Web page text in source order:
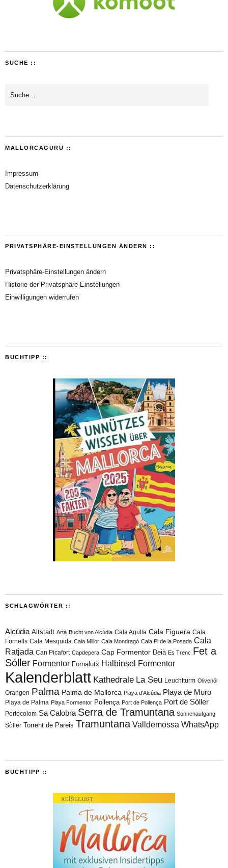
SUCHE ::
MALLORCAGURU ::
Impressum
Datenschutzerklärung
PRIVATSPHÄRE-EINSTELLUNGEN ÄNDERN ::
Privatsphäre-Einstellungen ändern
Historie der Privatsphäre-Einstellungen
Einwilligungen widerrufen
BUCHTIPP ::
SCHLAGWÖRTER ::
Alcúdia Altstadt Artà Bucht von Alcúdia Cala Agulla Cala Figuera Cala
Fornells Cala Mesquida Cala Millor Cala Mondragó Cala Pi de la Posada Cala
Ratjada Can Picafort Capdepera Cap Formentor Deià Es Trenc Fet a
Sóller Formentor Fornalutx Halbinsel Formentor
Kalenderblatt Kathedrale La Seu Leuchtturm Olivenöl
Orangen Palma Palma de Mallorca Playa d'Alcúdia Playa de Muro
Playa de Palma Playa Formentor Pollença Port de Pollença Port de Sóller
Portocolom Sa Calobra Serra de Tramuntana Sonnenaufgang
Sòller Torrent de Pareis Tramuntana Valldemossa WhatsApp
BUCHTIPP ::